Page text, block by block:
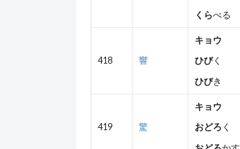
くらべる
418 響
キョウ
ひびく
ひびき
419 驚
キョウ
おどろ く